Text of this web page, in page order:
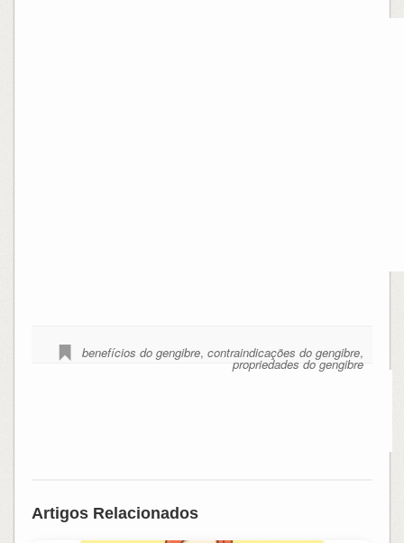
benefícios do gengibre,contraindicações do gengibre,
propriedades do gengibre
Artigos Relacionados